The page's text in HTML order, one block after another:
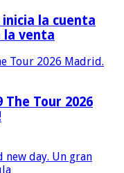
la cuenta
la venta
Tour 2026